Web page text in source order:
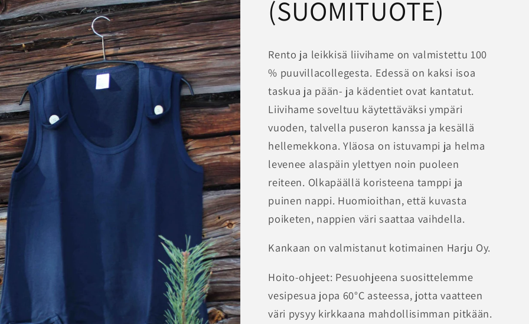
(SUOMITUOTE)
Rento ja leikkisä liivihame on valmistettu 100
% puuvillacollegesta. Edessä on kaksi isoa
taskua ja pään- ja kädentiet ovat kantatut.
Liivihame soveltuu käytettäväksi ympäri
vuoden, talvella puseron kanssa ja kesällä
hellemekkona. Yläosa on istuvampi ja helma
levenee alaspäin ylettyen noin puoleen
reiteen. Olkapäällä koristeena tamppi ja
puinen nappi. Huomioithan, että kuvasta
poiketen, nappien väri saattaa vaihdella.
Kankaan on valmistanut kotimainen Harju Oy.
Hoito-ohjeet: Pesuohjeena suosittelemme
vesipesua jopa 60°C asteessa, jotta vaatteen
väri pysyy kirkkaana mahdollisimman pitkään.